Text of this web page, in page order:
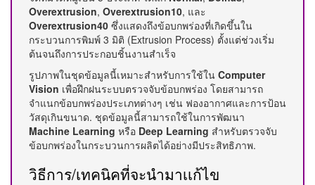
Overextrusion, Overextrusion10, และ
Overextrusion40 ซึ่งแสดงถึงข้อบกพร่องที่เกิดขึ้นใน
กระบวนการพิมพ์ 3 มิติ (Extrusion Process) ตั้งแต่ช่วงเริ่ม
ต้นจนถึงการประกอบชิ้นงานสำเร็จ
รูปภาพในชุดข้อมูลนี้เหมาะสำหรับการใช้ใน Computer
Vision เพื่อฝึกฝนระบบตรวจจับข้อบกพร่อง โดยสามารถ
จำแนกข้อบกพร่องประเภทต่างๆ เช่น ฟองอากาศและการป้อน
วัสดุเกินขนาด. ชุดข้อมูลนี้สามารถใช้ในการพัฒนา
Machine Learning หรือ Deep Learning สำหรับตรวจจับ
ข้อบกพร่องในกระบวนการผลิตได้อย่างมีประสิทธิภาพ.
วิธีการ/เทคนิคที่จะนำมาเเก้ไข